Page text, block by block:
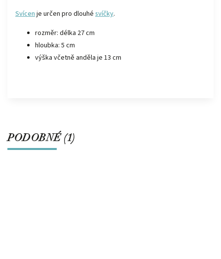
Svícen je určen pro dlouhé svíčky.
rozměr: délka 27 cm
hloubka: 5 cm
výška včetně anděla je 13 cm
PODOBNÉ (1)